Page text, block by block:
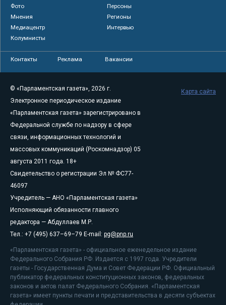
Фото
Персоны
Мнения
Регионы
Медиацентр
Интервью
Колумнисты
Контакты Реклама Вакансии
© «Парламентская газета», 2026 г.
Электронное периодическое издание
«Парламентская газета» зарегистрировано в
Федеральной службе по надзору в сфере
связи, информационных технологий и
массовых коммуникаций (Роскомнадзор) 05
августа 2011 года. 18+
Свидетельство о регистрации Эл № ФС77-
46097
Учредитель — АНО «Парламентская газета»
Исполняющий обязанности главного
редактора — Абдуллаев М.Р.
Тел.: +7 (495) 637–69–79 E-mail: pg@pnp.ru
«Парламентская газета» - официальное еженедельное издание
Федерального Собрания РФ. Издается с 1997 года. Учредители
газеты - Государственная Дума и Совет Федерации РФ. Официальный
публикатор федеральных конституционных законов, федеральных
законов и актов палат Федерального Собрания. «Парламентская
газета» имеет пункты печати и представительства в десяти субъектах
Карта сайта